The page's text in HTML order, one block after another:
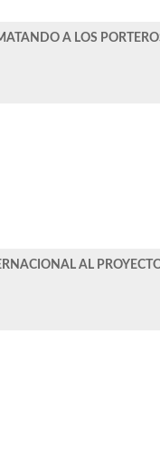
A LOS
AL